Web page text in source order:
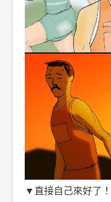
▼直接自己來好了！